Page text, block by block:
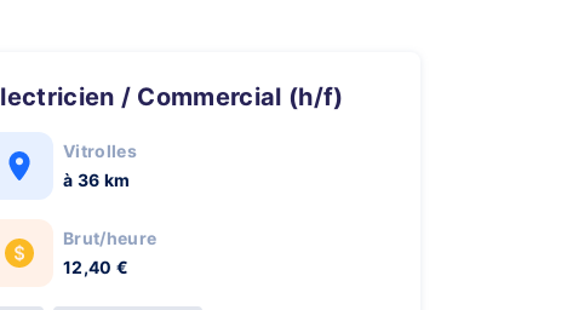
Electricien / Commercial (h/f)
Vitrolles
à 36 km
Brut/heure
12,40 €